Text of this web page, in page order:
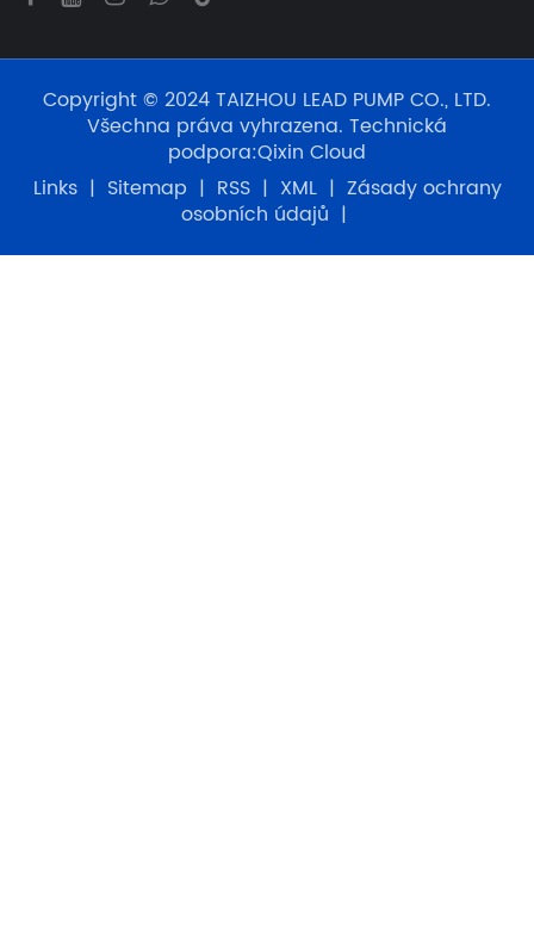
Copyright © 2024 TAIZHOU LEAD PUMP CO., LTD.
Všechna práva vyhrazena. Technická
podpora:Qixin Cloud
Links | Sitemap | RSS | XML | Zásady ochrany
osobních údajů |